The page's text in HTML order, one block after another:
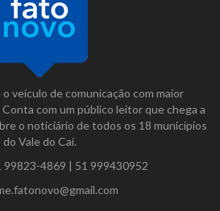
veículo de comunicação com maior
Conta com um público leitor que chega a
o noticiário de todos os 18 municípios
do Vale do Caí.
99823-4869 | 51 999430952